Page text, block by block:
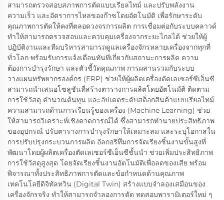
สามารถตรวจสอบสภาพการตัดแบบเรียลไทม์ และปรับพลังงาน
ความเร็ว และอัตราการไหลของก๊าซโดยอัตโนมัติ เพื่อรักษาระดับ
คุณภาพการตัดให้คงที่ตลอดวงจรการผลิต การเชื่อมต่อกับระบบคลาวด์
ทำให้สามารถตรวจสอบและควบคุมเครื่องจากระยะไกลได้ ช่วยให้ผู้
ปฏิบัติงานและทีมบริหารสามารถดูแลเครื่องจักรหลายเครื่องจากทุกที่
ทั่วโลก พร้อมรับการแจ้งเตือนทันทีเกี่ยวกับสถานะการผลิต ความ
ต้องการบำรุงรักษา และตัวชี้วัดคุณภาพ การผสานรวมกับระบบ
วางแผนทรัพยากรองค์กร (ERP) ช่วยให้ผู้ผลิตเครื่องตัดเลเซอร์ซีเอ็นซี
สามารถนำเสนอโซลูชันที่สร้างตารางการผลิตโดยอัตโนมัติ ติดตาม
การใช้วัสดุ คำนวณต้นทุน และอัปเดตระดับสต็อกสินค้าแบบเรียลไทม์
ความสามารถด้านการเรียนรู้ของเครื่อง (Machine Learning) ช่วย
ให้สามารถวิเคราะห์เชิงคาดการณ์ได้ ซึ่งสามารถทำนายประสิทธิภาพ
ของอุปกรณ์ ปรับตารางการบำรุงรักษาให้เหมาะสม และระบุโอกาสใน
การปรับปรุงกระบวนการผลิต อัลกอริทึมการจัดเรียงชิ้นงานขั้นสูงที่
พัฒนาโดยผู้ผลิตเครื่องตัดเลเซอร์ซีเอ็นซีชั้นนำ ช่วยเพิ่มประสิทธิภาพ
การใช้วัสดุสูงสุด โดยจัดเรียงชิ้นงานอัตโนมัติเพื่อลดของเสีย พร้อม
พิจารณาทั้งประสิทธิภาพการตัดและข้อกำหนดด้านคุณภาพ
เทคโนโลยีดิจิทัลทวิน (Digital Twin) สร้างแบบจำลองเสมือนของ
เครื่องจักรจริง ทำให้สามารถจำลองการตัด ทดสอบพารามิเตอร์ใหม่ ๆ